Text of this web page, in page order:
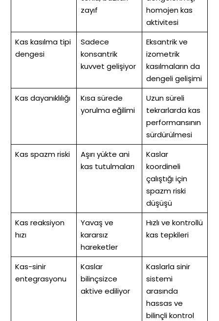
zayıf
homojen kas
aktivitesi
Kas kasılma tipi
dengesi
Sadece
konsantrik
kuvvet gelişiyor
Eksantrik ve
izometrik
kasılmaların da
dengeli gelişimi
Kas dayanıklılığı
Kısa sürede
yorulma eğilimi
Uzun süreli
tekrarlarda kas
performansının
sürdürülmesi
Kas spazm riski
Aşırı yükte ani
kas tutulmaları
Kaslar
koordineli
çalıştığı için
spazm riski
düşüşü
Kas reaksiyon
hızı
Yavaş ve
kararsız
hareketler
Hızlı ve kontrollü
kas tepkileri
Kas-sinir
entegrasyonu
Kaslar
bilinçsizce
aktive ediliyor
Kaslarla sinir
sistemi
arasında
hassas ve
bilinçli kontrol